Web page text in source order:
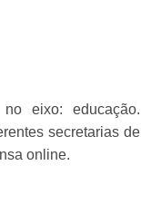
eixo: educação.
secretarias de
online.